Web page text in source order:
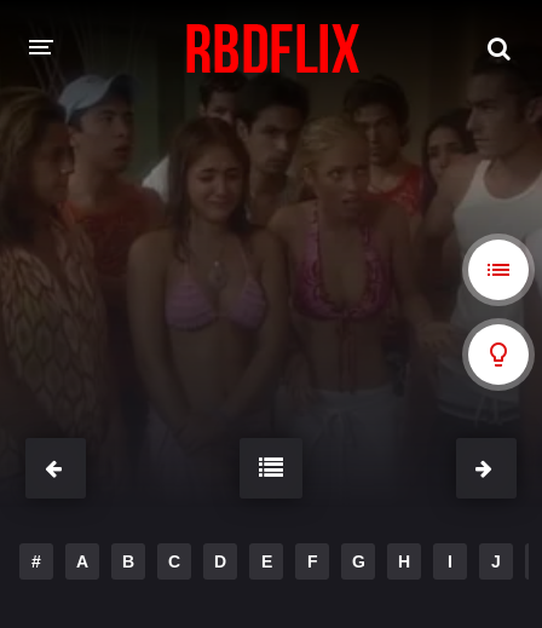
HOME
REBELDE
Christopher Von Uckermann
Alfonso Herrera Anahí
# A B C D E F G H I J